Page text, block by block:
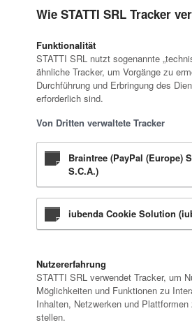
Wie STATTI SRL Tracker
Funktionalität
STATTI SRL nutzt sogenannte
ähnliche Tracker, um Vorgänge zu
Durchführung und Erbringung des
erforderlich sind.
Von Dritten verwaltete Tracker
Braintree (PayPal (Europe)
S.C.A.)
iubenda Cookie Solution
Nutzererfahrung
STATTI SRL verwendet Tracker, um
Möglichkeiten und Funktionen zu
Inhalten, Netzwerken und
stellen.